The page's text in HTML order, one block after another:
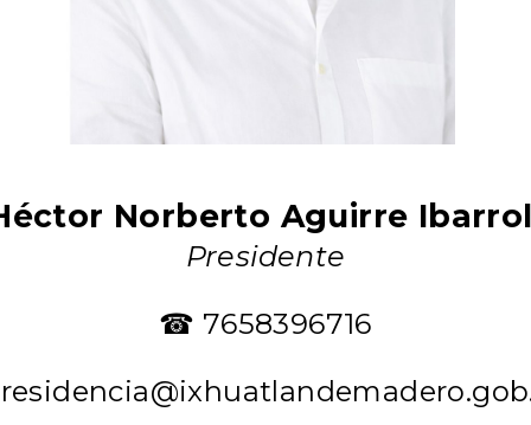
Norberto Aguirre
Presidente
☎ 7658396716